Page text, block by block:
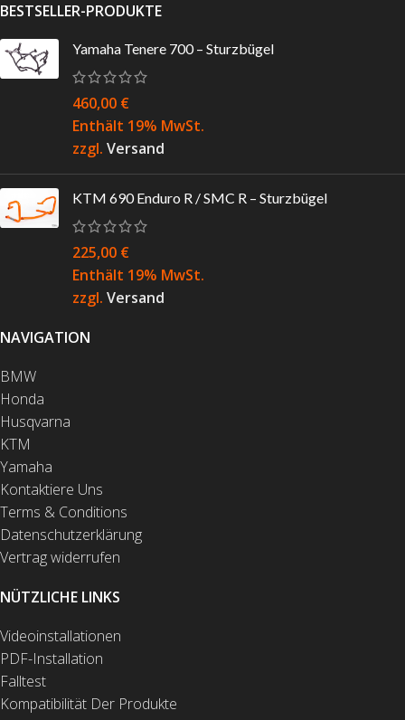
BESTSELLER-PRODUKTE
Yamaha Tenere 700 – Sturzbügel
460,00 €
Enthält 19% MwSt.
zzgl. Versand
KTM 690 Enduro R / SMC R – Sturzbügel
225,00 €
Enthält 19% MwSt.
zzgl. Versand
NAVIGATION
BMW
Honda
Husqvarna
KTM
Yamaha
Kontaktiere Uns
Terms & Conditions
Datenschutzerklärung
Vertrag widerrufen
NÜTZLICHE LINKS
Videoinstallationen
PDF-Installation
Falltest
Kompatibilität Der Produkte